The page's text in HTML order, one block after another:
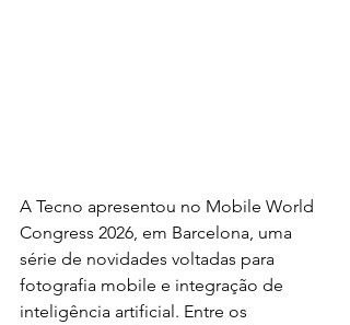
A Tecno apresentou no Mobile World
Congress 2026, em Barcelona, uma
série de novidades voltadas para
fotografia mobile e integração de
inteligência artificial. Entre os